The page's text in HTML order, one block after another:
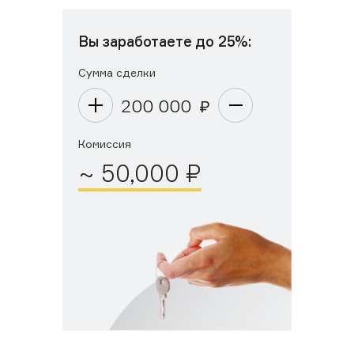
Вы заработаете до 25%:
Сумма сделки
200 000
Комиссия
~ 50,000 ₽